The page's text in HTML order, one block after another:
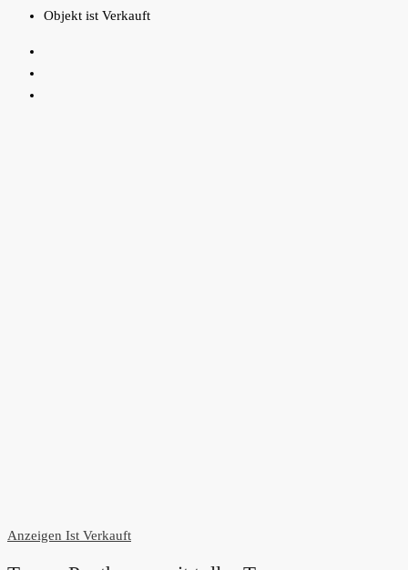
Objekt ist Verkauft
Anzeigen Ist Verkauft